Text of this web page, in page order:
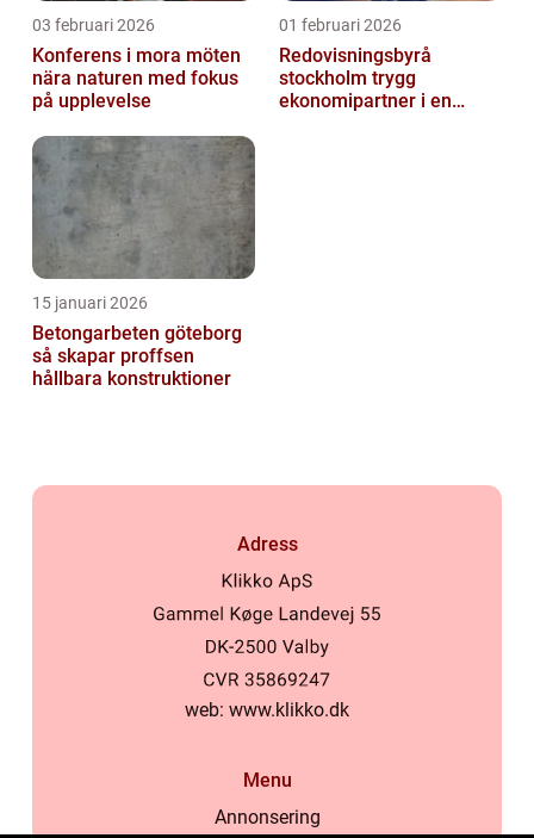
03 februari 2026
Konferens i mora möten
nära naturen med fokus
på upplevelse
01 februari 2026
Redovisningsbyrå
stockholm trygg
ekonomipartner i en
15 januari 2026
Betongarbeten göteborg
så skapar proffsen
hållbara konstruktioner
Adress
web: www.klikko.dk
Menu
Annonsering